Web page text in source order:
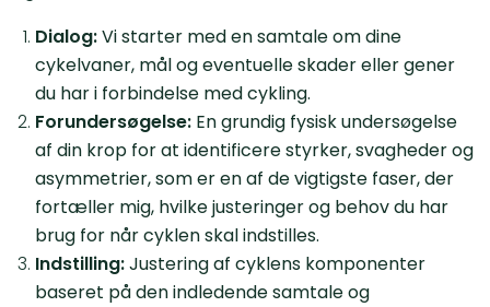
Dialog:Vi starter med en samtale om dine
cykelvaner, mål og eventuelle skader eller gener
du har i forbindelse med cykling.
Forundersøgelse: En grundig fysisk undersøgelse
af din krop for at identificere styrker, svagheder og
asymmetrier, som er en af de vigtigste faser, der
fortæller mig, hvilke justeringer og behov du har
brug for når cyklen skal indstilles.
Indstilling:Justering af cyklens komponenter
baseret på den indledende samtale og